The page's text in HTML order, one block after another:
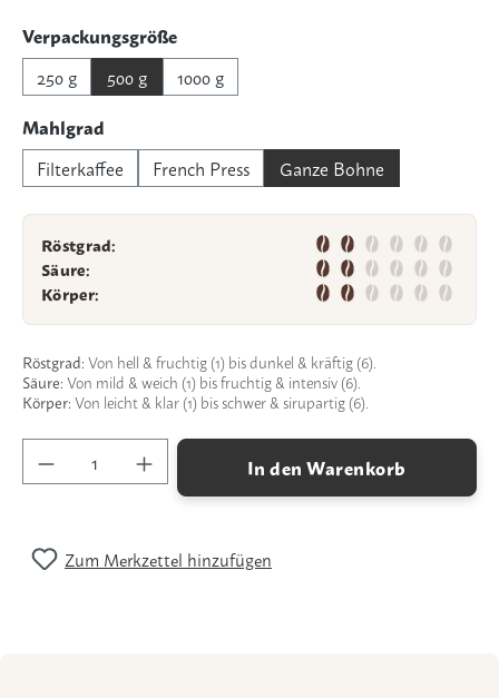
Verpackungsgrößeauswählen
250 g
500 g
1000 g
Mahlgrad
Filterkaffee
French Press Ganze Bohne
Röstgrad:
Säure:
Körper:
Röstgrad:Von hell & fruchtig (1) bis dunkel & kräftig (6).
Säure:Von mild & weich (1) bis fruchtig & intensiv (6).
Körper:Von leicht & klar (1) bis schwer & sirupartig (6).
Produkt Anzahl: Gib den gewünschten Wert
In den Warenkorb
Zum Merkzettel hinzufügen